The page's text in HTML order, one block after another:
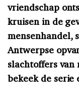
vriendschap
kruisen in de
mensenhandel,
Antwerpse
slachtoffers van
bekeek de serie